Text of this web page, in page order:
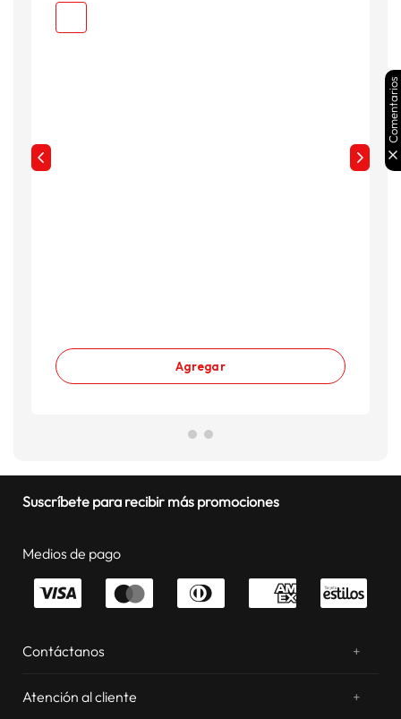
Agregar
Suscríbete para recibir más promociones
Medios de pago
Contáctanos +
Atención al cliente
+
Comentarios